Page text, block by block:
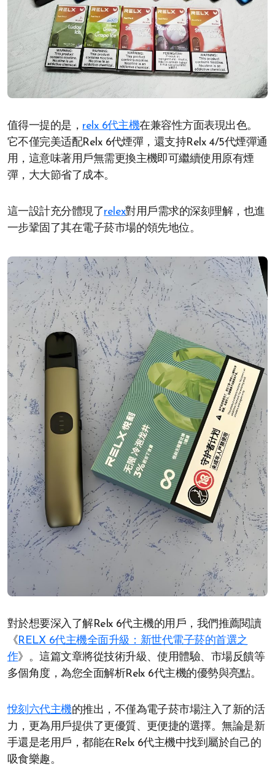
值得一提的是， relx 6代主機在兼容性方面表現出色。
它不僅完美适配Relx 6代煙彈，還支持Relx 4/5代煙彈通
用，這意味著用戶無需更換主機即可繼續使用原有煙
彈，大大節省了成本。
這一設計充分體現了relex對用戶需求的深刻理解，也進
一步鞏固了其在電子菸市場的領先地位。
對於想要深入了解Relx 6代主機的用戶，我們推薦閱讀
《RELX 6代主機全面升級：新世代電子菸的首選之
作》。這篇文章將從技術升級、使用體驗、市場反饋等
多個角度，為您全面解析Relx 6代主機的優勢與亮點。
悅刻六代主機的推出，不僅為電子菸市場注入了新的活
力，更為用戶提供了更優質、更便捷的選擇。無論是新
手還是老用戶，都能在Relx 6代主機中找到屬於自己的
吸食樂趣。